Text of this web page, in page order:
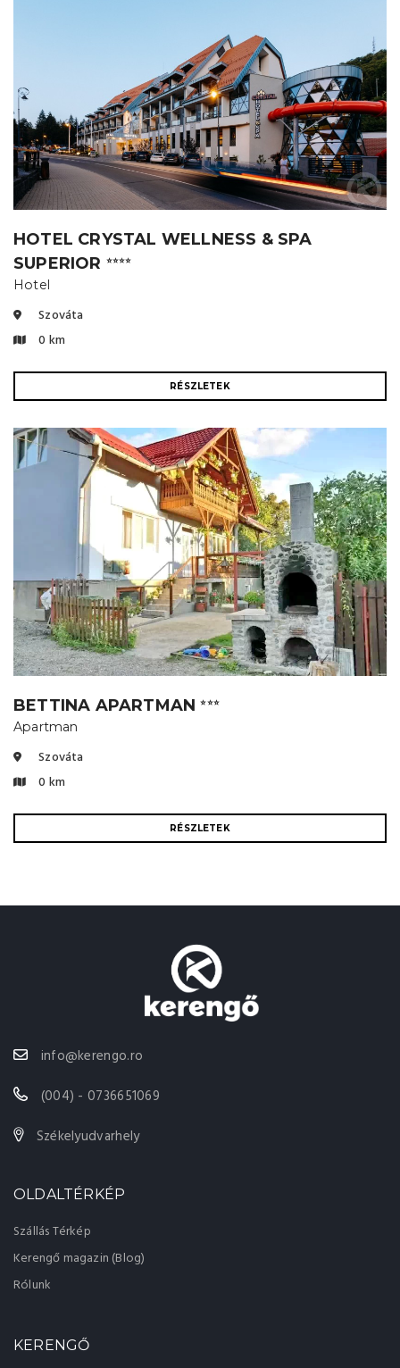
HOTEL CRYSTAL WELLNESS & SPA
SUPERIOR
⭐⭐⭐⭐
Hotel
Szováta
0 km
RÉSZLETEK
BETTINA APARTMAN⭐⭐⭐
Apartman
Szováta
0 km
RÉSZLETEK
info@kerengo.ro
(004) - 0736651069
Székelyudvarhely
OLDALTÉRKÉP
Szállás Térkép
Kerengő magazin (Blog)
Rólunk
KERENGŐ